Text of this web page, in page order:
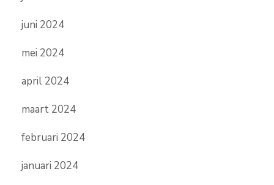
juni 2024
mei 2024
april 2024
maart 2024
februari 2024
januari 2024